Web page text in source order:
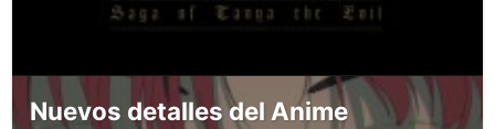
Nuevos detalles del Anime